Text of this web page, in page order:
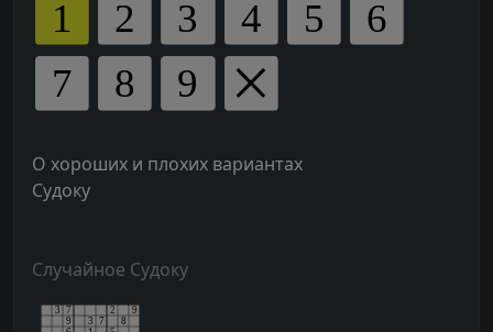
О хороших и плохих вариантах
Судоку
Случайное Судоку